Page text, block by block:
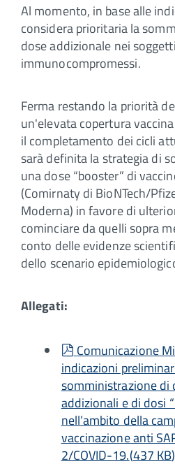
Al momento, in base alle
considera prioritaria la
dose addizionale nei
immunocompromessi.
Ferma restando la priorità
un'elevata copertura
il completamento dei cicli
sarà definita la strategia di
una dose “booster” di
(Comirnaty di BioNTech/
Moderna) in favore di
cominciare da quelli sopra
conto delle evidenze
dello scenario
Allegati:
pdf
Comunicazione
indicazioni
somministrazione di
addizionali e di dosi
nell’ambito della
vaccinazione anti
2/COVID-19.(437 KB)